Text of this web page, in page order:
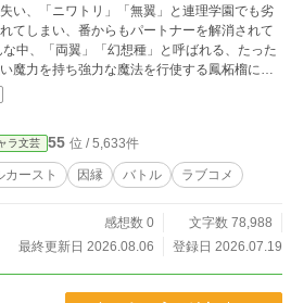
い、「ニワトリ」「無翼」と連理学園でも劣
てしまい、番からもパートナーを解消されて
な中、「両翼」「幻想種」と呼ばれる、たった
魔力を持ち強力な魔法を行使する鳳柘榴に
。 基本的に番制度が敷かれる連
ナーではなく、求婚の意味になってしまう。
から退学する訳にはいかない澄子、なぜか澄
榴や幻想種たち。そしてそもそも澄子に起き
れてい
ラ文芸 55 位 / 5,633件
カースト 因縁 バトル ラブコメ
感想数 0
文字数 78,988
最終更新日 2026.08.06
登録日 2026.07.19